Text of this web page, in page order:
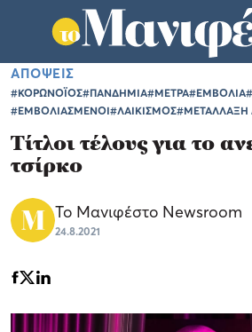
ΑΠΟΨΕΙΣ
#ΚΟΡΩΝΟΪΟΣ#ΠΑΝΔΗΜΙΑ#ΜΕΤΡΑ#ΕΜΒΟΛΙΑ
#ΕΜΒΟΛΙΑΣΜΕΝΟΙ#ΛΑΙΚΙΣΜΟΣ#ΜΕΤΑΛΛΑΞΗ
Τίτλοι τέλους για το
τσίρκο
Το Μανιφέστο Newsroom
24.8.2021